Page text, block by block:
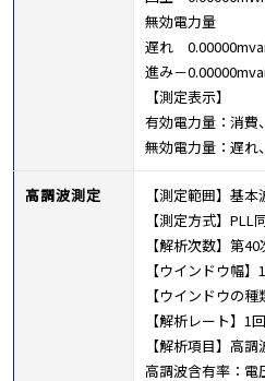
無効電力量
遅れ
進み－
【測定表示】
有効電力量：消費
無効電力量：遅れ
高調波測定
【測定範囲】基
【測定方式】PLL
【解析次数】第
【ウインドウ幅
【ウインドウの
【解析レート】1
【解析項目】高
高調波含有率：電